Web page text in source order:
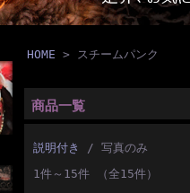
HOME > スチームパンク
商品一覧
説明付き
/ 写真のみ
1件～15件 （全15件）